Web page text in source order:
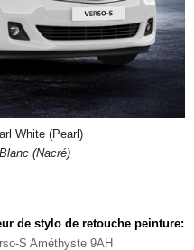
White (Pearl)
(Nacré)
de stylo de retouche peinture:
S Améthyste 9AH